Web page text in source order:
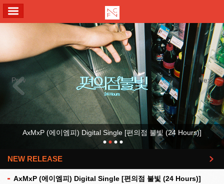
Previous Next
AxMxP (에이엠피) Digital Single [편의점 불빛 (24 Hours)]
NEW RELEASE
AxMxP (에이엠피) Digital Single [편의점 불빛 (24 Hours)]
더보기